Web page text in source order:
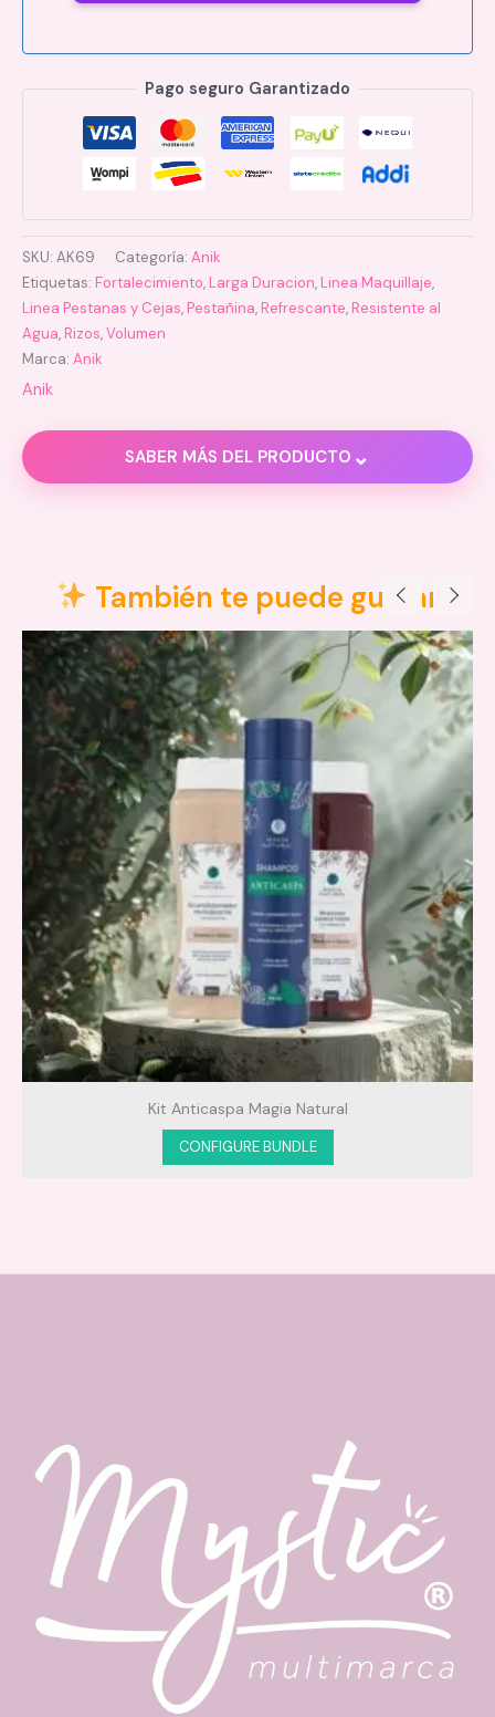
Pago seguro Garantizado
SKU: AK69 Categoría: Anik
Etiquetas: Fortalecimiento, Larga Duracion, Linea Maquillaje,
Linea Pestanas y Cejas, Pestañina, Refrescante, Resistente al
Agua, Rizos,Volumen
Marca: Anik
Anik
SABER MÁS DEL PRODUCTO ⌄
También te puede gustar
Kit Anticaspa Magia Natural
CONFIGURE BUNDLE